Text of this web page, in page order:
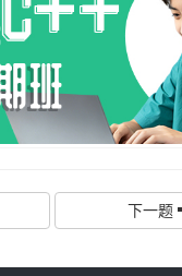
下一题